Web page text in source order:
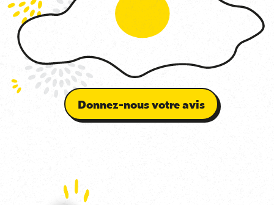
Donnez-nous votre avis